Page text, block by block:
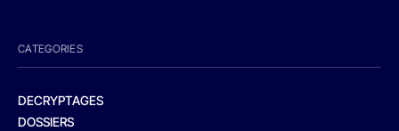
CATEGORIES
DECRYPTAGES
DOSSIERS